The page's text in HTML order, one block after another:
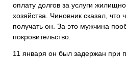
оплату долгов за услуги
хозяйства. Чиновник сказал, что
получать он. За это мужчина
покровительство.
11 января он был задержан при